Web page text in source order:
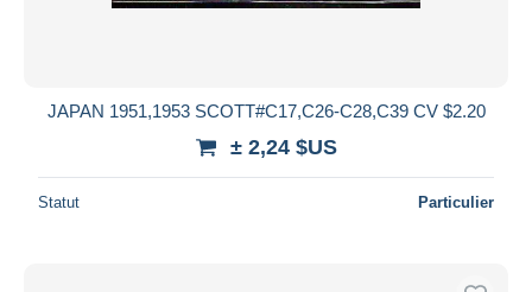
JAPAN 1951,1953 SCOTT#C17,C26-C28,C39 CV $2.20
± 2,24 $US
Statut Particulier